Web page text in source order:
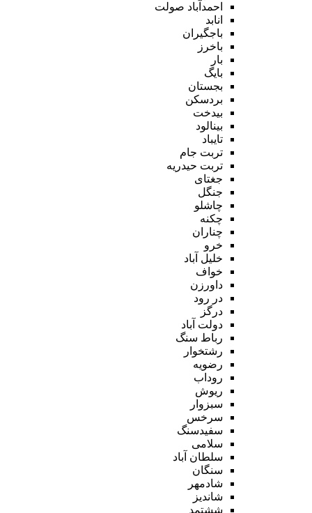
احمدآباد صولت
انابد
باجگیران
باخرز
بار
بایگ
بجستان
بردسکن
بیدخت
بینالود
تایباد
تربت جام
تربت حیدریه
جغتای
جنگل
چاشلو
چکنه
چناران
خرو
خلیل آباد
خواف
داورزن
در رود
درگز
دولت آباد
رباط سنگ
رشتخوار
رضویه
روداب
ریوش
سبزوار
سرخس
سفیدسنگ
سلامی
سلطان آباد
سنگان
شادمهر
شاندیز
ششتمد